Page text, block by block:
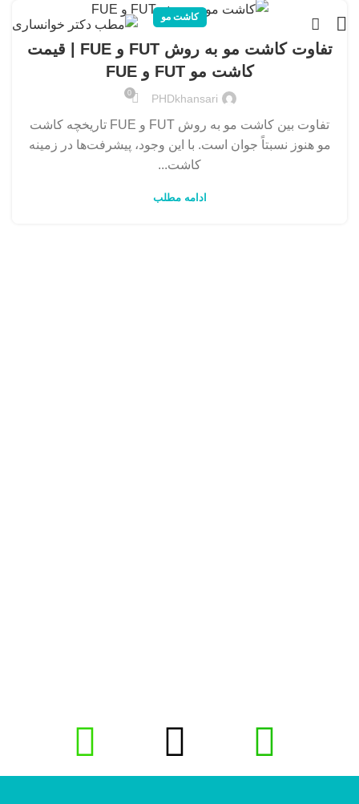
کاشت مو
تفاوت کاشت مو به روش FUT و FUE | قیمت
کاشت مو FUT و FUE
PHDkhansari
0
تفاوت بین کاشت مو به روش FUT و FUE تاریخچه کاشت
مو هنوز نسبتاً جوان است. با این وجود، پیشرفت‌ها در زمینه
کاشت...
ادامه مطلب